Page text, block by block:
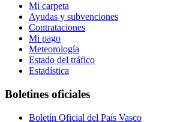
Mi carpeta
Ayudas y subvenciones
Contrataciones
Mi pago
Meteorología
Estado del tráfico
Estadística
Boletines oficiales
Boletín Oficial del País Vasco